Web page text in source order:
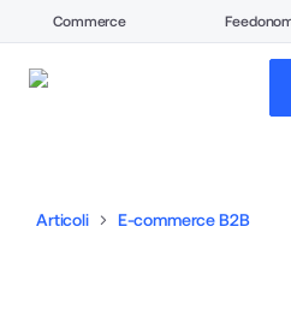
Commerce
Articoli E-commerce B2B